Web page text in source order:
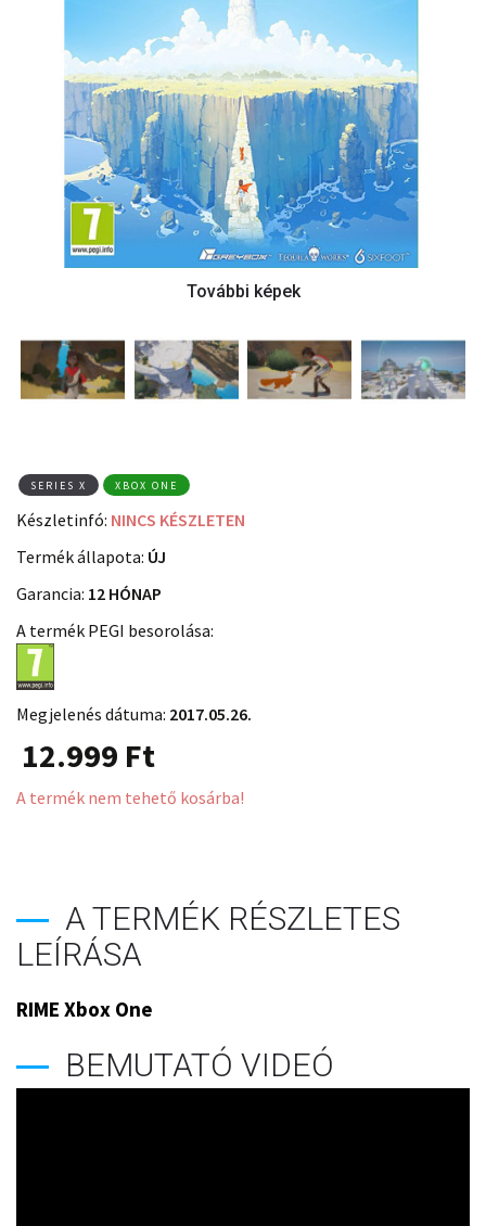
SERIES X XBOX ONE
Készletinfó: NINCS KÉSZLETEN
Termék állapota: ÚJ
Garancia: 12 HÓNAP
A termék PEGI besorolása:
Megjelenés dátuma: 2017.05.26.
12.999 Ft
A termék nem tehető kosárba!
A TERMÉK RÉSZLETES
LEÍRÁSA
RIME Xbox One
BEMUTATÓ VIDEÓ